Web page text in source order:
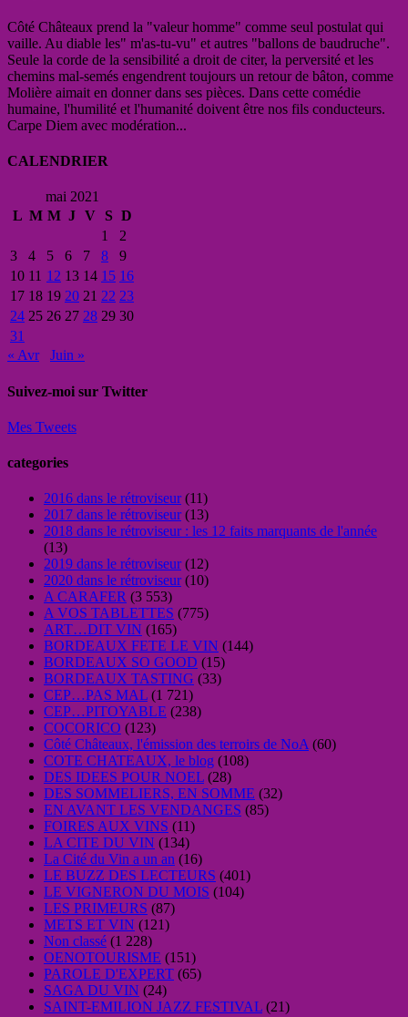
Côté Châteaux prend la "valeur homme" comme seul postulat qui
vaille. Au diable les" m'as-tu-vu" et autres "ballons de baudruche".
Seule la corde de la sensibilité a droit de citer, la perversité et les
chemins mal-semés engendrent toujours un retour de bâton, comme
Molière aimait en donner dans ses pièces. Dans cette comédie
humaine, l'humilité et l'humanité doivent être nos fils conducteurs.
Carpe Diem avec modération...
CALENDRIER
mai 2021
L M M J V S D
1
2
3
4 5 6 7 8
9
10 11 12 13 14 15 16
17 18 19 20 21 22 23
24 25 26 27 28 29 30
31
« Avr
Juin »
Suivez-moi sur Twitter
Mes Tweets
categories
2016 dans le rétroviseur(11)
2017 dans le rétroviseur(13)
2018 dans le rétroviseur : les 12 faits marquants de l'année
(13)
2019 dans le rétroviseur(12)
2020 dans le rétroviseur(10)
A CARAFER (3 553)
A VOS TABLETTES (775)
ART…DIT VIN (165)
BORDEAUX FETE LE VIN (144)
BORDEAUX SO GOOD (15)
BORDEAUX TASTING (33)
CEP…PAS MAL (1 721)
CEP…PITOYABLE (238)
COCORICO (123)
Côté Châteaux, l'émission des terroirs de NoA(60)
COTE CHATEAUX, le blog (108)
DES IDEES POUR NOEL (28)
DES SOMMELIERS, EN SOMME (32)
EN AVANT LES VENDANGES (85)
FOIRES AUX VINS (11)
LA CITE DU VIN (134)
La Cité du Vin a un an (16)
LE BUZZ DES LECTEURS (401)
LE VIGNERON DU MOIS (104)
LES PRIMEURS (87)
METS ET VIN (121)
Non classé (1 228)
OENOTOURISME (151)
PAROLE D'EXPERT (65)
SAGA DU VIN (24)
SAINT-EMILION JAZZ FESTIVAL (21)